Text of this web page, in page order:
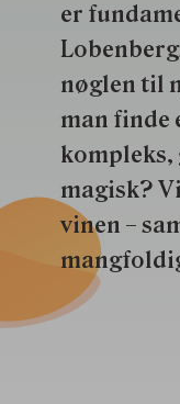
er
nøglen til
man finde
magisk?
vinen –